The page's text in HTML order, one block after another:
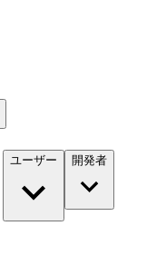
ユーザー 開発者​